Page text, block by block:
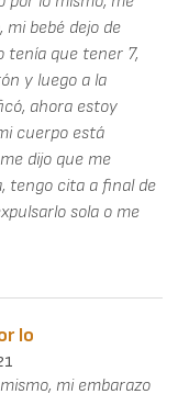
bebé dejo de
tenía que tener 7,
y luego a la
ahora estoy
cuerpo está
dijo que me
tengo cita a final de
sola o me
lo
mi embarazo